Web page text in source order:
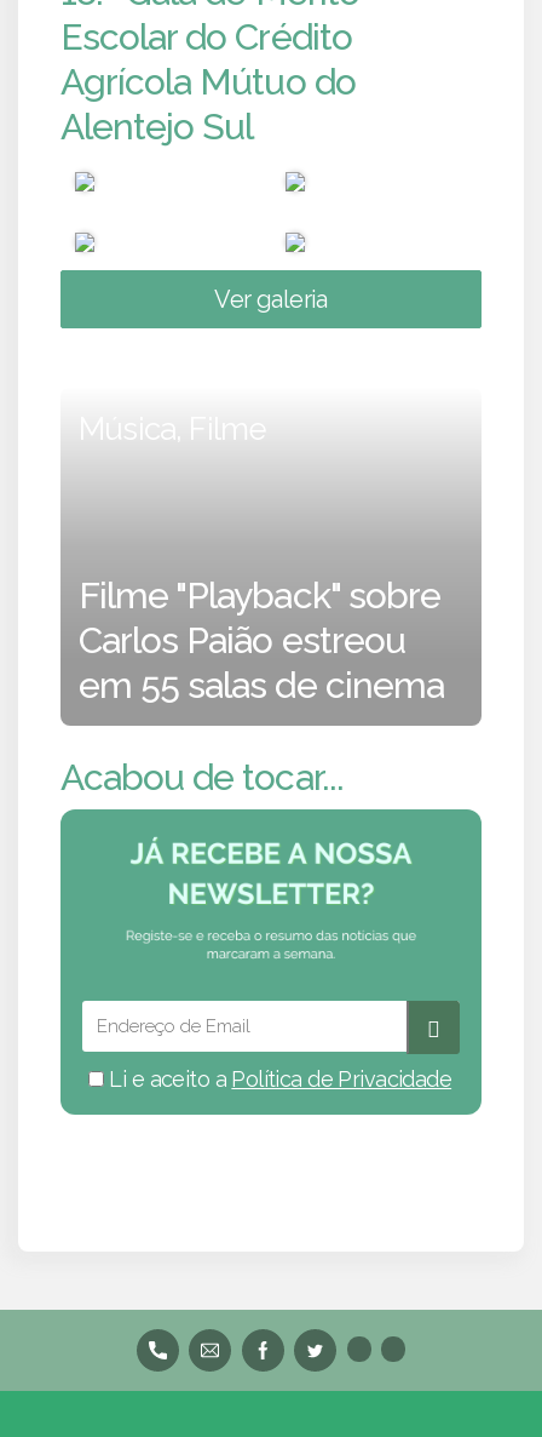
Escolar do Crédito
Agrícola Mútuo do
Alentejo Sul
Ver galeria
Música, Filme
Filme "Playback" sobre
Carlos Paião estreou
em 55 salas de cinema
Acabou de tocar...
Li e aceito a Política de Privacidade